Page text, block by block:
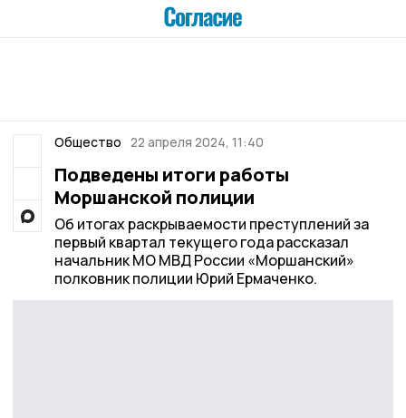
Общество 22 апреля 2024, 11:40
Подведены итоги работы
Моршанской полиции
Об итогах раскрываемости преступлений за
первый квартал текущего года рассказал
начальник МО МВД России «Моршанский»
полковник полиции Юрий Ермаченко.